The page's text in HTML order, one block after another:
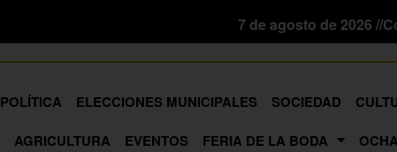
7 de agosto de 2026 //
POLÍTICA ELECCIONES MUNICIPALES SOCIEDAD
AGRICULTURA
EVENTOS FERIA DE LA BODA